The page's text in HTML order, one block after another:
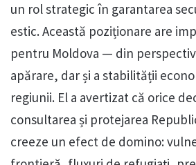
un rol strategic în garantarea
estic. Această poziționare are
pentru Moldova — din
apărare, dar și a stabilității
regiunii. El a avertizat că orice
consultarea și protejarea
creeze un efect de domino: